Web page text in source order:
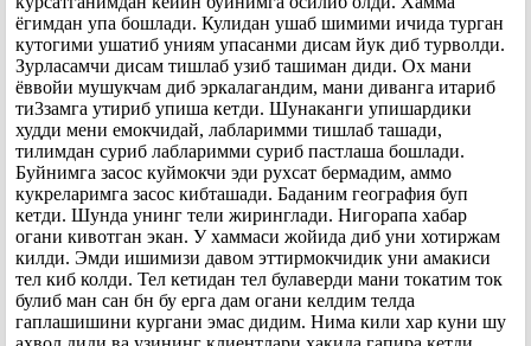
ёгимдан упа бошлади. Кулидан ушаб шимими ичида турган
кутогими ушатиб униям упасанми дисам йук диб турволди.
Зурласамчи дисам тишлаб узиб ташиман диди. Ох мани
ёввойи мушукчам диб эркалагандим, мани диванга итариб
ти3замга утириб упиша кетди. Шунаканги упишардики
худди мени емокчидай, лабларимми тишлаб ташади,
тилимдан суриб лабларимми суриб пастлаша бошлади.
Буйнимга засос куймокчи эди рухсат бермадим, аммо
кукреларимга засос кибташади. Баданим география буп
кетди. Шунда унинг тели жиринглади. Нигорапа хабар
огани кивотган экан. У хаммаси жойида диб уни хотиржам
килди. Эмди ишимизи давом эттирмокчидик уни амакиси
тел киб колди. Тел кетидан тел булаверди мани токатим ток
булиб ман сан бн бу ерга дам огани келдим телда
гаплашишини кургани эмас дидим. Нима кили хар куни шу